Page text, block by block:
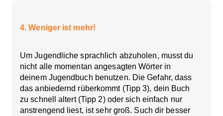
4. Weniger ist mehr!
Um Jugendliche sprachlich abzuholen, musst du
nicht alle momentan angesagten Wörter in
deinem Jugendbuch benutzen. Die Gefahr, dass
das anbiedernd rüberkommt (Tipp 3), dein Buch
zu schnell altert (Tipp 2) oder sich einfach nur
anstrengend liest, ist sehr groß. Such dir besser